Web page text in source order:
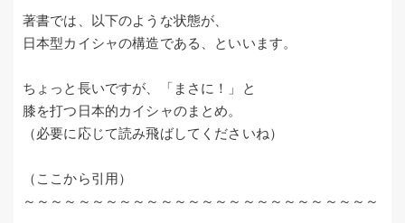
著書では、以下のような状態が、
日本型カイシャの構造である、といいます。
ちょっと長いですが、「まさに！」と
膝を打つ日本的カイシャのまとめ。
（必要に応じて読み飛ばしてくださいね）
（ここから引用）
～～～～～～～～～～～～～～～～～～～～～～～～～～